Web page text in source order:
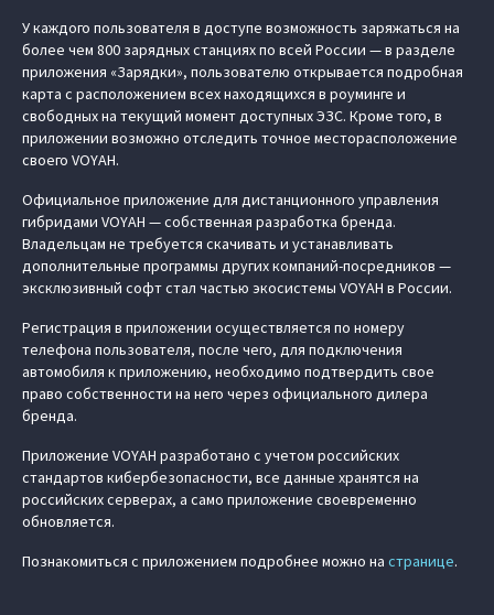
У каждого пользователя в доступе возможность заряжаться на
более чем 800 зарядных станциях по всей России — в разделе
приложения «Зарядки», пользователю открывается подробная
карта с расположением всех находящихся в роуминге и
свободных на текущий момент доступных ЭЗС. Кроме того, в
приложении возможно отследить точное месторасположение
своего VOYAH.
Официальное приложение для дистанционного управления
гибридами VOYAH — собственная разработка бренда.
Владельцам не требуется скачивать и устанавливать
дополнительные программы других компаний-посредников —
эксклюзивный софт стал частью экосистемы VOYAH в России.
Регистрация в приложении осуществляется по номеру
телефона пользователя, после чего, для подключения
автомобиля к приложению, необходимо подтвердить свое
право собственности на него через официального дилера
бренда.
Приложение VOYAH разработано с учетом российских
стандартов кибербезопасности, все данные хранятся на
российских серверах, а само приложение своевременно
обновляется.
Познакомиться с приложением подробнее можно на странице.